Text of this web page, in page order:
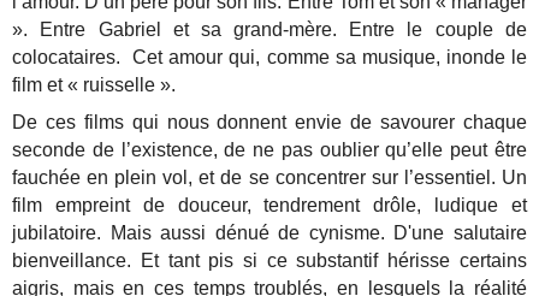
». Entre Gabriel et sa grand-mère. Entre le couple de
colocataires. Cet amour qui, comme sa musique, inonde le
film et « ruisselle ».
De ces films qui nous donnent envie de savourer chaque
seconde de l’existence, de ne pas oublier qu’elle peut être
fauchée en plein vol, et de se concentrer sur l’essentiel. Un
film empreint de douceur, tendrement drôle, ludique et
jubilatoire. Mais aussi dénué de cynisme. D'une salutaire
bienveillance. Et tant pis si ce substantif hérisse certains
aigris, mais en ces temps troublés, en lesquels la réalité